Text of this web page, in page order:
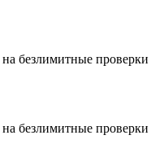
на безлимитные проверки
на безлимитные проверки